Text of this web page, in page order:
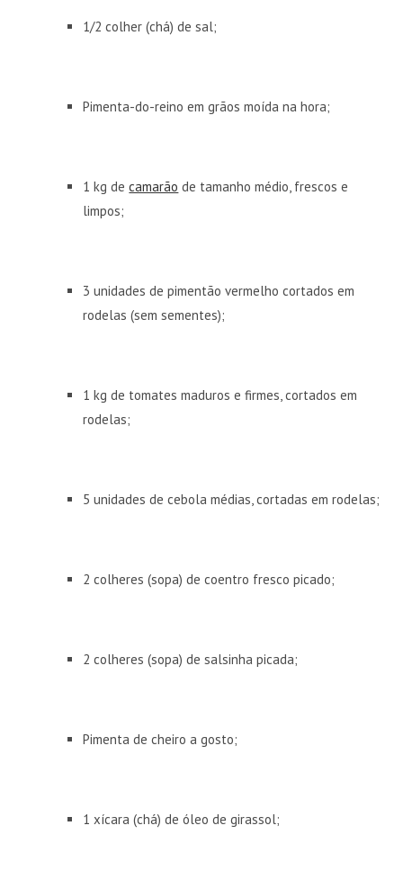
1/2 colher (chá) de sal;
Pimenta-do-reino em grãos moída na hora;
1 kg decamarão de tamanho médio, frescos e
limpos;
3 unidades de pimentão vermelho cortados em
rodelas (sem sementes);
1 kg de tomates maduros e firmes, cortados em
rodelas;
5 unidades de cebola médias, cortadas em rodelas;
2 colheres (sopa) de coentro fresco picado;
2 colheres (sopa) de salsinha picada;
Pimenta de cheiro a gosto;
1 xícara (chá) de óleo de girassol;